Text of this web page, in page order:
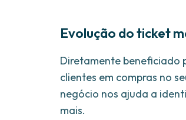
Evolução do ticket
Diretamente beneficiado
clientes em compras no
negócio nos ajuda a
mais.